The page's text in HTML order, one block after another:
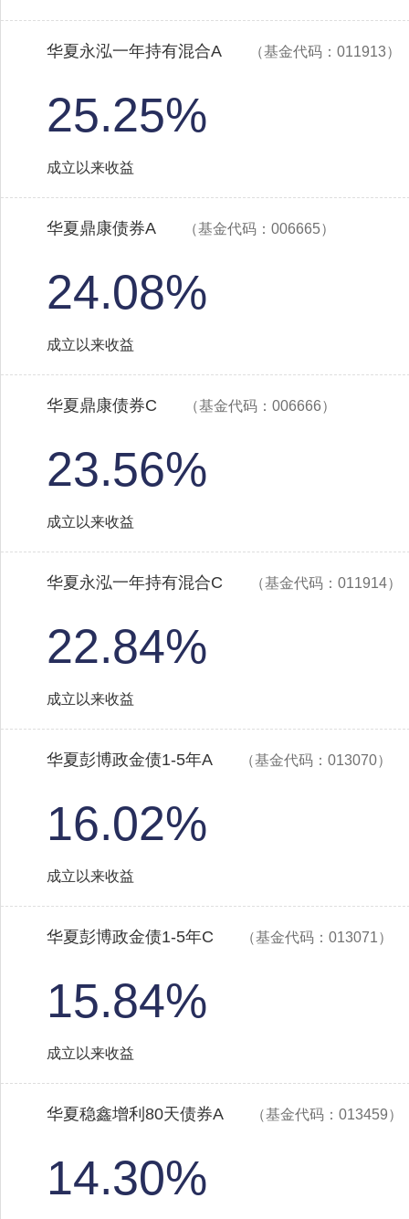
华夏永泓一年持有混合A （基金代码：011913）
25.25%
成立以来收益
华夏鼎康债券A （基金代码：006665）
24.08%
成立以来收益
华夏鼎康债券C （基金代码：006666）
23.56%
成立以来收益
华夏永泓一年持有混合C （基金代码：011914）
22.84%
成立以来收益
华夏彭博政金债1-5年A （基金代码：013070）
16.02%
成立以来收益
华夏彭博政金债1-5年C （基金代码：013071）
15.84%
成立以来收益
华夏稳鑫增利80天债券A （基金代码：013459）
14.30%